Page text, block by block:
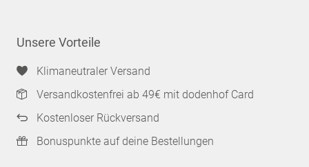
Unsere Vorteile
Klimaneutraler Versand
Versandkostenfrei ab 49€ mit dodenhof Card
Kostenloser Rückversand
Bonuspunkte auf deine Bestellungen